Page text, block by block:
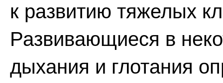
к развитию тяжелых
Развивающиеся в
дыхания и глотания